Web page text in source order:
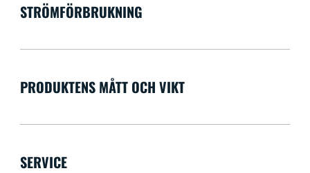
STRÖMFÖRBRUKNING
PRODUKTENS MÅTT OCH VIKT
SERVICE